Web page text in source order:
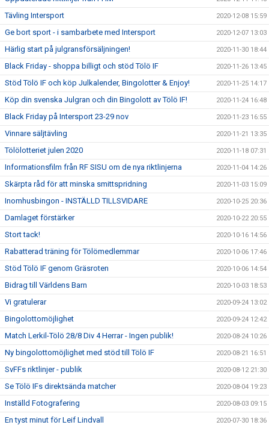
Tävling Intersport 2020-12-08 15:59
Ge bort sport - i sambarbete med Intersport 2020-12-07 13:03
Härlig start på julgransförsäljningen! 2020-11-30 18:44
Black Friday - shoppa billigt och stöd Tölö IF 2020-11-26 13:45
Stöd Tölö IF och köp Julkalender, Bingolotter & Enjoy! 2020-11-25 14:17
Köp din svenska Julgran och din Bingolott av Tölö IF! 2020-11-24 16:48
Black Friday på Intersport 23-29 nov 2020-11-23 16:55
Vinnare säljtävling 2020-11-21 13:35
Tölölotteriet julen 2020 2020-11-18 07:31
Informationsfilm från RF SISU om de nya riktlinjerna 2020-11-04 14:26
Skärpta råd för att minska smittspridning 2020-11-03 15:09
Inomhusbingon - INSTÄLLD TILLSVIDARE 2020-10-25 20:36
Damlaget förstärker 2020-10-22 20:55
Stort tack! 2020-10-16 14:56
Rabatterad träning för Tölömedlemmar 2020-10-06 17:46
Stöd Tölö IF genom Gräsroten 2020-10-06 14:54
Bidrag till Världens Barn 2020-10-03 18:53
Vi gratulerar 2020-09-24 13:02
Bingolottomöjlighet 2020-09-24 12:42
Match Lerkil-Tölö 28/8 Div 4 Herrar - Ingen publik! 2020-08-24 10:26
Ny bingolottomöjlighet med stöd till Tölö IF 2020-08-21 16:51
SvFFs riktlinjer - publik 2020-08-12 21:30
Se Tölö IFs direktsända matcher 2020-08-04 19:23
Inställd Fotografering 2020-08-03 09:15
En tyst minut för Leif Lindvall 2020-07-30 18:36